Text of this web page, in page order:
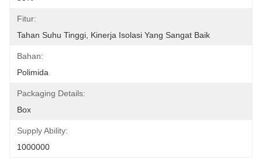
Fitur:
Tahan Suhu Tinggi, Kinerja Isolasi Yang Sangat Baik
Bahan:
Polimida
Packaging Details:
Box
Supply Ability:
1000000